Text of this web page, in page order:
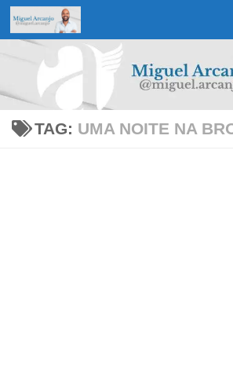
Skip to content
TAG: UMA NOITE NA